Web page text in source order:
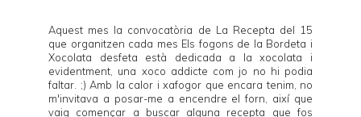
Aquest mes la convocatòria de La Recepta del 15
que organitzen cada mes Els fogons de la Bordeta i
Xocolata desfeta està dedicada a la xocolata i
evidentment, una xoco addicte com jo no hi podia
faltar. ;) Amb la calor i xafogor que encara tenim, no
m'invitava a posar-me a encendre el forn, així que
vaig començar a buscar alguna recepta que fos